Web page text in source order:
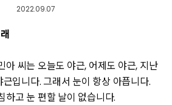
2022.09.07
아 씨는 오늘도 야근, 어제도 야근, 지난
입니다. 그래서 눈이 항상 아픕니다.
하고 눈 편할 날이 없습니다.